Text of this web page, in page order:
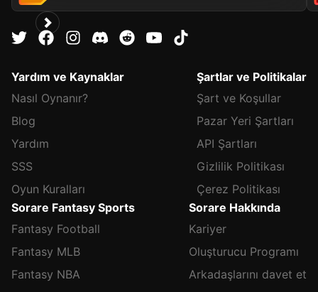
Yardım ve Kaynaklar
Nasıl Oynanır?
Blog
Yardım
SSS
Oyun Kuralları
Şartlar ve Politikalar
Şart ve Koşullar
Pazar Yeri Şartları
API Şartları
Gizlilik Politikası
Çerez Politikası
Sorare Fantasy Sports
Fantasy Football
Fantasy MLB
Fantasy NBA
Sorare Hakkında
Kariyer
Oluşturucu Programı
Arkadaşlarını davet et